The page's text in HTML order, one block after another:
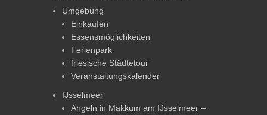
Umgebung
Einkaufen
Essensmöglichkeiten
Ferienpark
friesische Städtetour
Veranstaltungskalender
IJsselmeer
Angeln in Makkum am IJsselmeer –